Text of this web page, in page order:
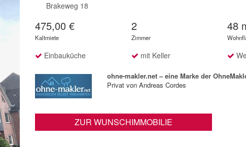
Brakeweg 18
475,00 €
Kaltmiete
2
Zimmer
48
Einbauküche mit Keller
ohne-makler.net – eine Marke der
Privat von Andreas Cordes
ZUR WUNSCHIMMOBILIE